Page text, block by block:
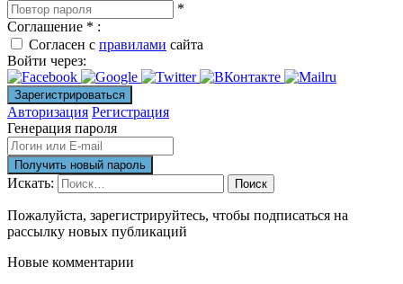
*
Соглашение * :
Согласен с правилами сайта
Войти через:
Авторизация Регистрация
Генерация пароля
Искать: Поиск
Пожалуйста, зарегистрируйтесь, чтобы подписаться на
рассылку новых публикаций
Новые комментарии